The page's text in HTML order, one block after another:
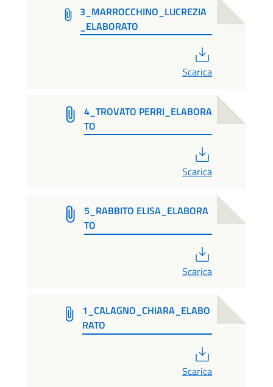
3_MARROCCHINO_LUCREZIA
_ELABORATO
Scarica
4_TROVATO PERRI_ELABORA
TO
Scarica
5_RABBITO ELISA_ELABORA
TO
Scarica
1_CALAGNO_CHIARA_ELABO
RATO
Scarica